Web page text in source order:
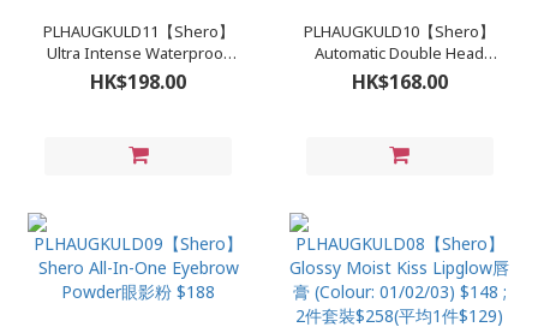
PLHAUGKULD11【Shero】
Ultra Intense Waterproof
Eyeliner眼線筆(Color: Black
01/ Brown 02) $198【買一
HK$198.00
PLHAUGKULD10【Shero】
Automatic Double Head
Eyebrow Pencil (1.8g)眉筆
(Color: 01 Light Brown/02
HK$168.00